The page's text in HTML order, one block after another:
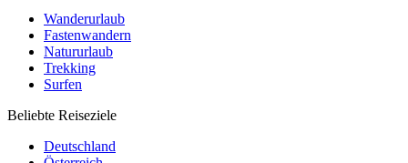
Wanderurlaub
Fastenwandern
Natururlaub
Trekking
Surfen
Beliebte Reiseziele
Deutschland